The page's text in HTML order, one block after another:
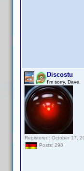
Discostu
I'm sorry, Dave.
Registered: October 17,
Posts: 298